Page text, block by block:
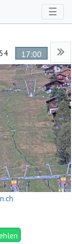
☰
17:00